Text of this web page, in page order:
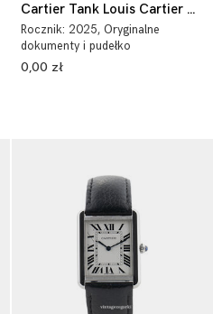
Cartier Tank Louis Cartier WGTA0092
Rocznik: 2025, Oryginalne
dokumenty i pudełko
0,00 zł